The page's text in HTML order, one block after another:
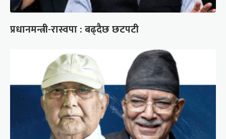
प्रधानमन्त्री-रास्वपा : बढ्दैछ छटपटी